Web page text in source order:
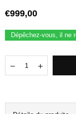
Prix
€999,00
Dépêchez-vous, il ne
Translation
missing:
Translation
missing: